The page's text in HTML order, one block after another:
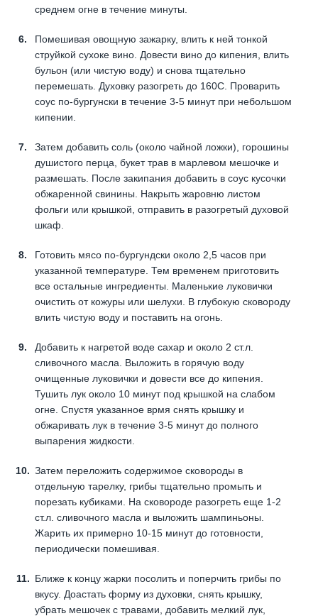
среднем огне в течение минуты.
Помешивая овощную зажарку, влить к ней тонкой
струйкой сухоке вино. Довести вино до кипения, влить
бульон (или чистую воду) и снова тщательно
перемешать. Духовку разогреть до 160С. Проварить
соус по-бургунски в течение 3-5 минут при небольшом
кипении.
Затем добавить соль (около чайной ложки), горошины
душистого перца, букет трав в марлевом мешочке и
размешать. После закипания добавить в соус кусочки
обжаренной свинины. Накрыть жаровню листом
фольги или крышкой, отправить в разогретый духовой
шкаф.
Готовить мясо по-бургундски около 2,5 часов при
указанной температуре. Тем временем приготовить
все остальные ингредиенты. Маленькие луковички
очистить от кожуры или шелухи. В глубокую сковороду
влить чистую воду и поставить на огонь.
Добавить к нагретой воде сахар и около 2 ст.л.
сливочного масла. Выложить в горячую воду
очищенные луковички и довести все до кипения.
Тушить лук около 10 минут под крышкой на слабом
огне. Спустя указанное врмя снять крышку и
обжаривать лук в течение 3-5 минут до полного
выпарения жидкости.
Затем переложить содержимое сковороды в
отдельную тарелку, грибы тщательно промыть и
порезать кубиками. На сковороде разогреть еще 1-2
ст.л. сливочного масла и выложить шампиньоны.
Жарить их примерно 10-15 минут до готовности,
периодически помешивая.
Ближе к концу жарки посолить и поперчить грибы по
вкусу. Доастать форму из духовки, снять крышку,
убрать мешочек с травами, добавить мелкий лук,